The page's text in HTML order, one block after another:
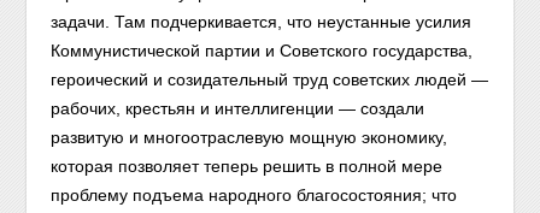
задачи. Там подчеркивается, что неустанные усилия
Коммунистической партии и Советского государства,
героический и созидательный труд советских людей —
рабочих, крестьян и интеллигенции — создали
развитую и многоотраслевую мощную экономику,
которая позволяет теперь решить в полной мере
проблему подъема народного благосостояния; что